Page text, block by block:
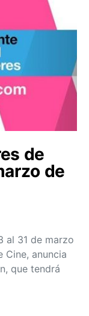
de
de
al 31 de marzo
Cine, anuncia
que tendrá